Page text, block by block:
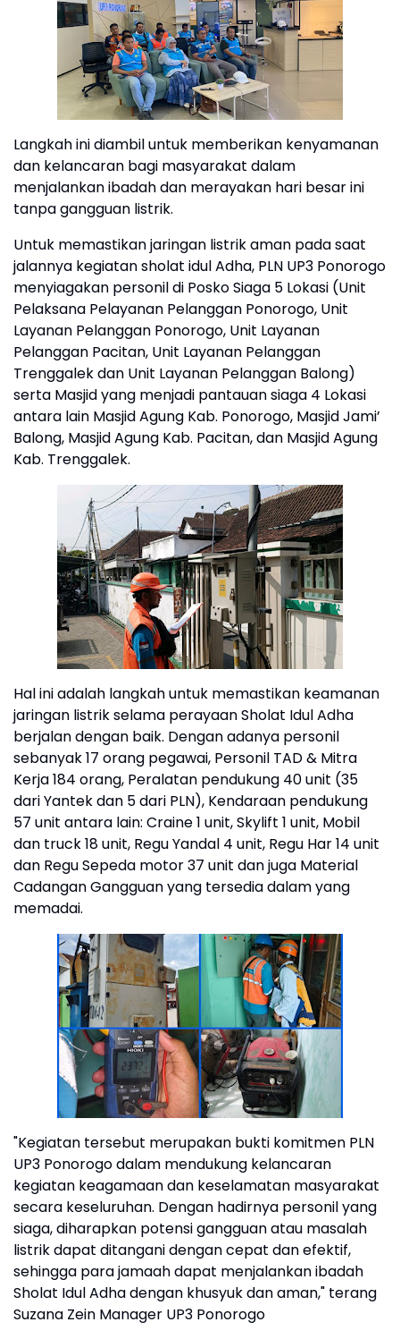
Langkah ini diambil untuk memberikan kenyamanan
dan kelancaran bagi masyarakat dalam
menjalankan ibadah dan merayakan hari besar ini
tanpa gangguan listrik.
Untuk memastikan jaringan listrik aman pada saat
jalannya kegiatan sholat idul Adha, PLN UP3 Ponorogo
menyiagakan personil di Posko Siaga 5 Lokasi (Unit
Pelaksana Pelayanan Pelanggan Ponorogo, Unit
Layanan Pelanggan Ponorogo, Unit Layanan
Pelanggan Pacitan, Unit Layanan Pelanggan
Trenggalek dan Unit Layanan Pelanggan Balong)
serta Masjid yang menjadi pantauan siaga 4 Lokasi
antara lain Masjid Agung Kab. Ponorogo, Masjid Jami’
Balong, Masjid Agung Kab. Pacitan, dan Masjid Agung
Kab. Trenggalek.
Hal ini adalah langkah untuk memastikan keamanan
jaringan listrik selama perayaan Sholat Idul Adha
berjalan dengan baik. Dengan adanya personil
sebanyak 17 orang pegawai, Personil TAD & Mitra
Kerja 184 orang, Peralatan pendukung 40 unit (35
dari Yantek dan 5 dari PLN), Kendaraan pendukung
57 unit antara lain: Craine 1 unit, Skylift 1 unit, Mobil
dan truck 18 unit, Regu Yandal 4 unit, Regu Har 14 unit
dan Regu Sepeda motor 37 unit dan juga Material
Cadangan Gangguan yang tersedia dalam yang
memadai.
"Kegiatan tersebut merupakan bukti komitmen PLN
UP3 Ponorogo dalam mendukung kelancaran
kegiatan keagamaan dan keselamatan masyarakat
secara keseluruhan. Dengan hadirnya personil yang
siaga, diharapkan potensi gangguan atau masalah
listrik dapat ditangani dengan cepat dan efektif,
sehingga para jamaah dapat menjalankan ibadah
Sholat Idul Adha dengan khusyuk dan aman," terang
Suzana Zein Manager UP3 Ponorogo